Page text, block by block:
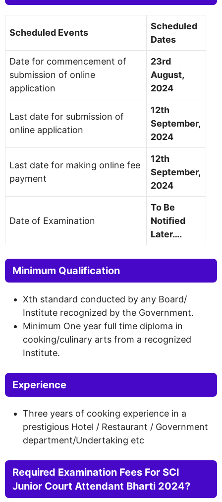
Scheduled Events
Scheduled
Dates
Date for commencement of
submission of online
application
23rd
August,
2024
Last date for submission of
online application
12th
September,
2024
Last date for making online fee
payment
12th
September,
2024
Date of Examination
To Be
Notified
Later….
Minimum Qualification
Xth standard conducted by any Board/
Institute recognized by the Government.
Minimum One year full time diploma in
cooking/culinary arts from a recognized
Institute.
Experience
Three years of cooking experience in a
prestigious Hotel / Restaurant / Government
department/Undertaking etc
Required Examination Fees For SCI
Junior Court Attendant Bharti 2024?